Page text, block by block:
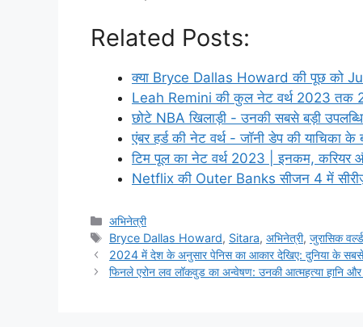
Related Posts:
क्या Bryce Dallas Howard की पूछ को
Leah Remini की कुल नेट वर्थ 2023 तक
छोटे NBA खिलाड़ी - उनकी सबसे बड़ी
एंबर हर्ड की नेट वर्थ - जॉनी डेप की याचिका के
टिम पूल का नेट वर्थ 2023 | इनकम, करियर
Netflix की Outer Banks सीजन 4 में
Categories
अभिनेत्री
Tags
Bryce Dallas Howard, Sitara,अभिनेत्री,जुरासिक वर्ल्ड
2024 में देश के अनुसार पेनिस का आकार देखिए: दुनिया के
फिनले एरोन लव लॉकवुड का अन्वेषण: उनकी आत्महत्या हानि